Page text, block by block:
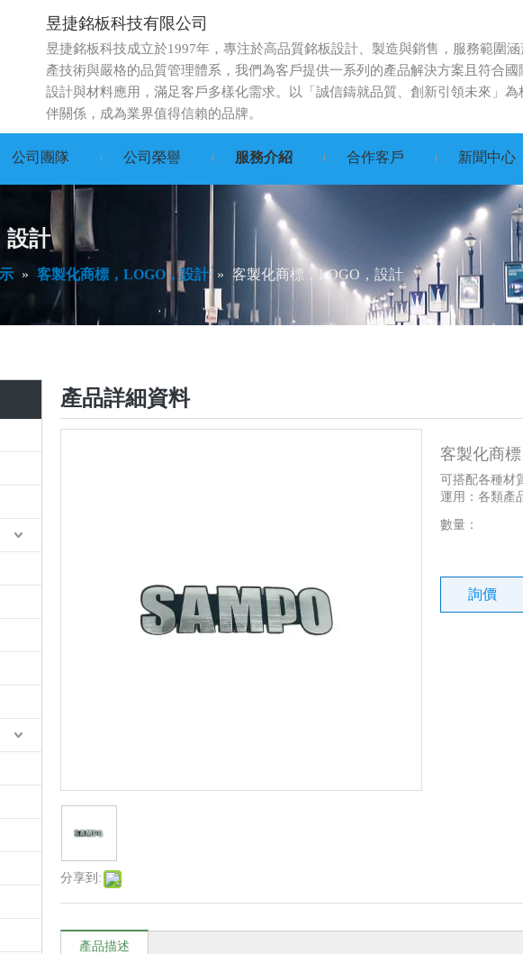
昱捷銘板科技有限公司
昱捷銘板科技成立於1997年，專注於高品質銘板設計、製造與銷售，服務範圍
產技術與嚴格的品質管理體系，我們為客戶提供一系列的產品解決方案且符合
設計與材料應用，滿足客戶多樣化需求。以「誠信鑄就品質、創新引領未來」
伴關係，成為業界值得信賴的品牌。
公司團隊 公司榮譽 服務介紹 合作客戶 新聞中心
設計
» 客製化商標，LOGO，設計 » 客製化商標，LOGO，設計
產品詳細資料
分享到:
客製化商
可搭配各種材
運用：各類產
數量：
詢價
產品描述